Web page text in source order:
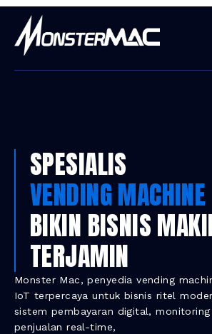
SPESIALIS
VENDING MACHINE
BIKIN BISNIS
TERJAMIN
Monster Mac, penyedia vending
IoT terpercaya untuk bisnis ritel
sistem pembayaran digital,
penjualan real-time,